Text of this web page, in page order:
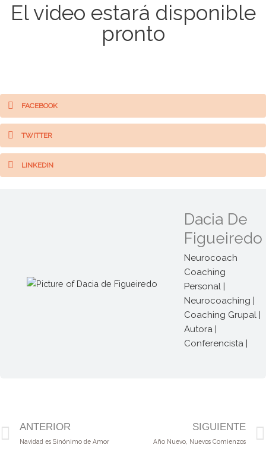
El video estará disponible
pronto
FACEBOOK
TWITTER
LINKEDIN
Dacia De
Figueiredo
Neurocoach
Coaching
Personal |
Neurocoaching |
Coaching Grupal |
Autora |
Conferencista |
ANTERIOR
Navidad es Sinónimo de Amor
SIGUIENTE
Año Nuevo, Nuevos Comienzos